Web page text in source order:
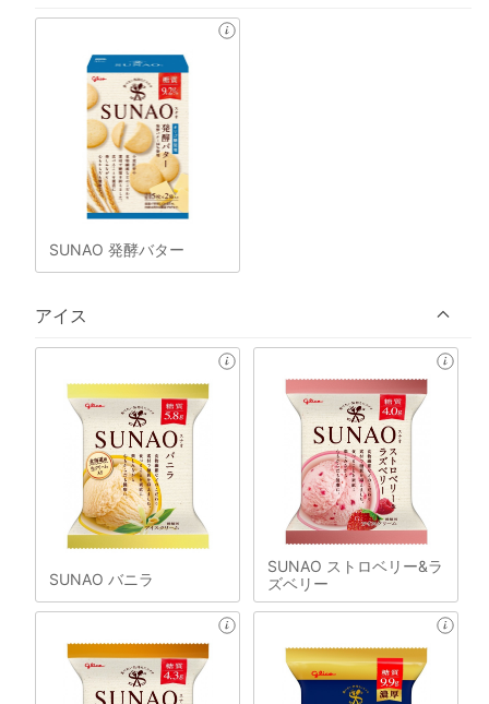
SUNAO 発酵バター
アイス
SUNAO バニラ
SUNAO ストロベリー&ラ
ズベリー